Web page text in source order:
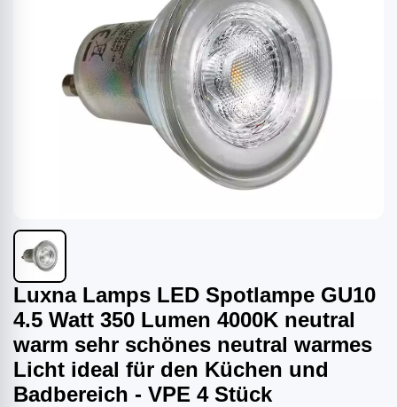
Luxna Lamps LED Spotlampe GU10
4.5 Watt 350 Lumen 4000K neutral
warm sehr schönes neutral warmes
Licht ideal für den Küchen und
Badbereich - VPE 4 Stück